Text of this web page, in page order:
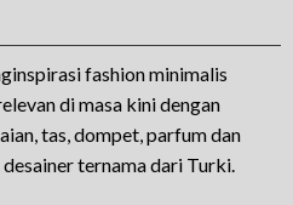
fashion minimalis
di masa kini dengan
tas, dompet, parfum dan
ternama dari Turki.